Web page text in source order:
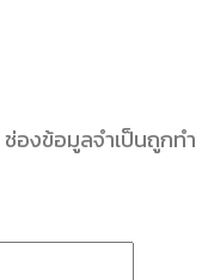
ช่องข้อมูลจำเป็นถูกทำ